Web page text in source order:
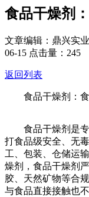
食品干燥剂
文章编辑：鼎兴实业
06-15 点击量：245
返回列表
食品干燥剂：食
食品干燥剂是专
打食品级安全、无
工、包装、仓储运
燥剂，食品干燥剂
胶、天然矿物等合
与食品直接接触也